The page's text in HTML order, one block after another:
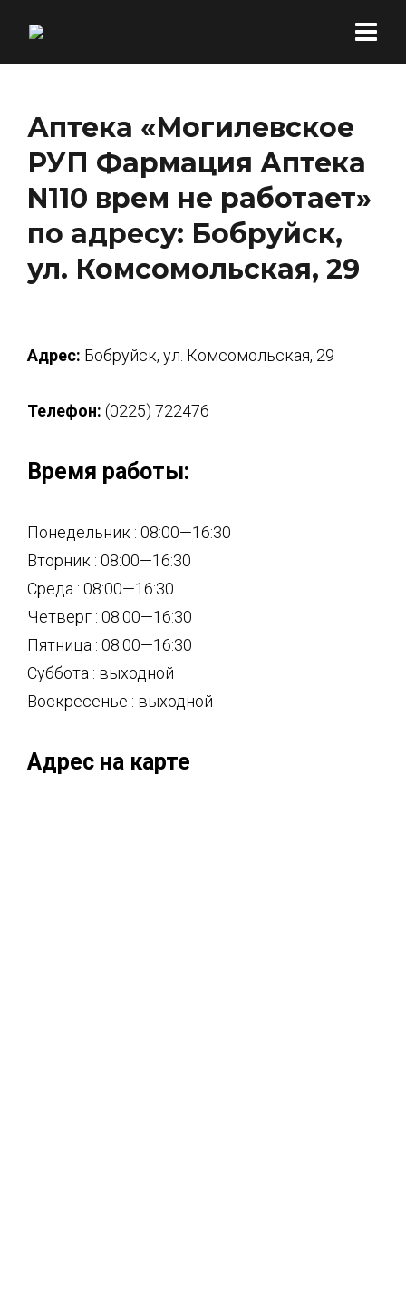
Аптека «Могилевское
РУП Фармация Аптека
N110 врем не работает»
по адресу: Бобруйск,
ул. Комсомольская, 29
Адрес: Бобруйск, ул. Комсомольская, 29
Телефон: (0225) 722476
Время работы:
Понедельник : 08:00—16:30
Вторник : 08:00—16:30
Среда : 08:00—16:30
Четверг : 08:00—16:30
Пятница : 08:00—16:30
Суббота : выходной
Воскресенье : выходной
Адрес на карте